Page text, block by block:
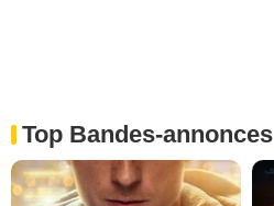
Top Bandes-annonces